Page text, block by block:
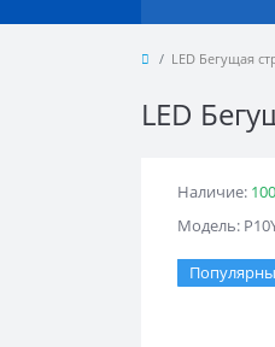
LED Бегущая
LED
Наличие:
Модель: